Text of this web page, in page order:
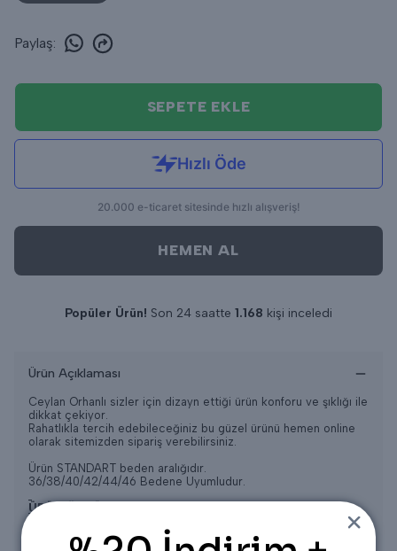
Paylaş:
SEPETE EKLE
HEMEN AL
Popüler Ürün! Son 24 saatte 1.168 kişi inceledi
Ürün Açıklaması
Ceylan Orhanlı sizler için dizayn ettiği ürün konforu ve şıklığı ile
dikkat çekiyor.
Rahatlıkla tercih edebileceğiniz bu güzel ürünü hemen online
olarak sitemizden sipariş verebilirsiniz.
Ürün STANDART beden aralığıdır.
36/38/40/42/44/46 Bedene Uyumludur.
ÜRÜN ÖLÇÜLERİ
Ön Boyu = 115CM
Arka Boyu = 115CM